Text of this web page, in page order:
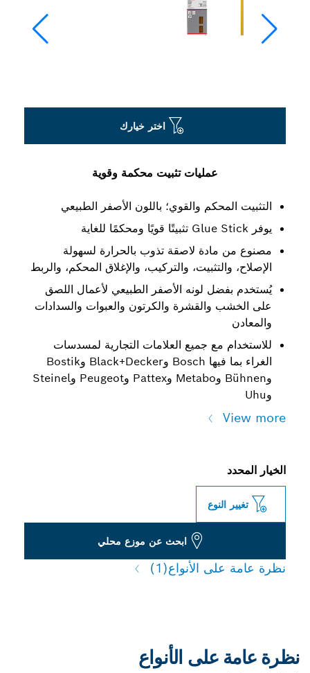
عمليات تثبيت محكمة وقوية
التثبيت المحكم والقوي؛ باللون الأصفر الطبيعي
يوفر Glue Stick تثبيتًا قويًا ومحكمًا للغاية
مصنوع من مادة لاصقة تذوب بالحرارة لسهولة
الإصلاح، والتثبيت، والتركيب، والإغلاق المحكم، والربط
يُستخدم بفضل لونه الأصفر الطبيعي لأعمال اللصق
على الخشب والقشرة والكرتون والعبوات والسدادات
والمعادن
للاستخدام مع جميع العلامات التجارية لمسدسات
الغراء بما فيها Bosch وBlack+Decker وBostik
وBühnen وMetabo وPattex وPeugeot‏ وSteinel
وUhu
View more
اختر خيارك
الخيار المحدد
تغيير النوع
ابحث عن موزع محلي
نظرة عامة على الأنواع(1)
نظرة عامة على الأنواع